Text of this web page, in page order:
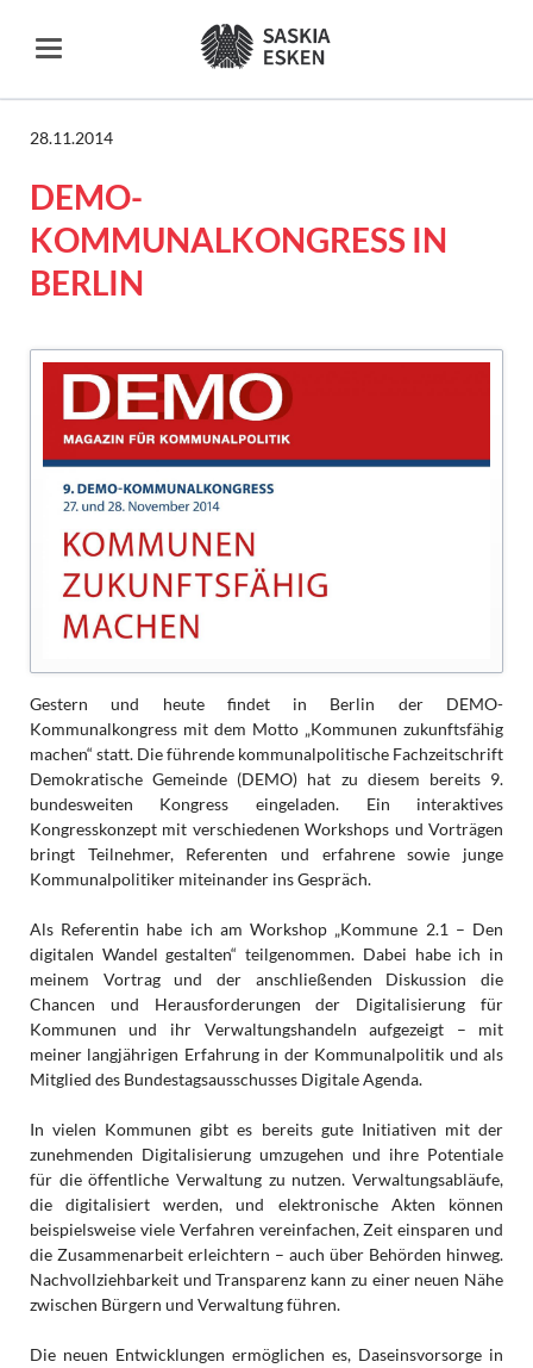
28.11.2014
DEMO-
KOMMUNALKONGRESS IN
BERLIN
Gestern und heute findet in Berlin der DEMO-
Kommunalkongress mit dem Motto „Kommunen zukunftsfähig
machen“ statt. Die führende kommunalpolitische Fachzeitschrift
Demokratische Gemeinde (DEMO) hat zu diesem bereits 9.
bundesweiten Kongress eingeladen. Ein interaktives
Kongresskonzept mit verschiedenen Workshops und Vorträgen
bringt Teilnehmer, Referenten und erfahrene sowie junge
Kommunalpolitiker miteinander ins Gespräch.
Als Referentin habe ich am Workshop „Kommune 2.1 – Den
digitalen Wandel gestalten“ teilgenommen. Dabei habe ich in
meinem Vortrag und der anschließenden Diskussion die
Chancen und Herausforderungen der Digitalisierung für
Kommunen und ihr Verwaltungshandeln aufgezeigt – mit
meiner langjährigen Erfahrung in der Kommunalpolitik und als
Mitglied des Bundestagsausschusses Digitale Agenda.
In vielen Kommunen gibt es bereits gute Initiativen mit der
zunehmenden Digitalisierung umzugehen und ihre Potentiale
für die öffentliche Verwaltung zu nutzen. Verwaltungsabläufe,
die digitalisiert werden, und elektronische Akten können
beispielsweise viele Verfahren vereinfachen, Zeit einsparen und
die Zusammenarbeit erleichtern – auch über Behörden hinweg.
Nachvollziehbarkeit und Transparenz kann zu einer neuen Nähe
zwischen Bürgern und Verwaltung führen.
Die neuen Entwicklungen ermöglichen es, Daseinsvorsorge in